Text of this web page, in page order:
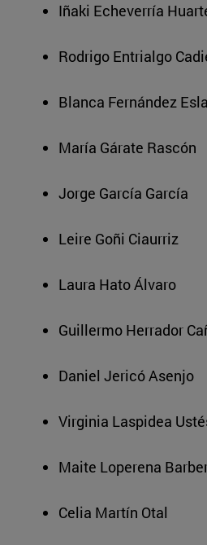
Iñaki Echeverría
Rodrigo Entrialgo
Blanca Fernández
María Gárate Rascón
Jorge García García
Leire Goñi Ciaurriz
Laura Hato Álvaro
Guillermo Herrador
Daniel Jericó Asenjo
Virginia Laspidea
Maite Loperena
Celia Martín Otal